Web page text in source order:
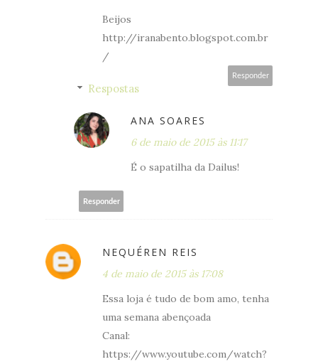
Beijos
http://iranabento.blogspot.com.br
/
Responder
Respostas
ANA SOARES
6 de maio de 2015 às 11:17
É o sapatilha da Dailus!
Responder
NEQUÉREN REIS
4 de maio de 2015 às 17:08
Essa loja é tudo de bom amo, tenha
uma semana abençoada
Canal:
https://www.youtube.com/watch?